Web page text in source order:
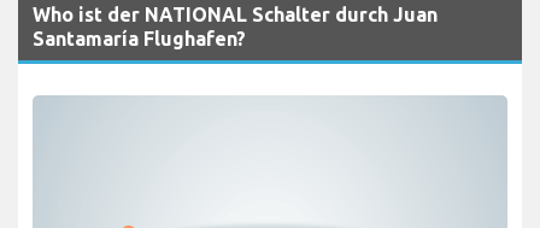
Who ist der NATIONAL Schalter durch Juan
Santamaría Flughafen?